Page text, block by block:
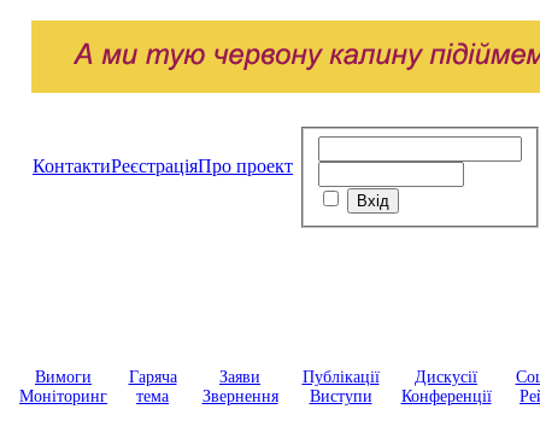
КонтактиРеєстраціяПро проект
Вимоги
Моніторинг
Гаряча
тема
Заяви
Звернення
Публікації
Виступи
Дискусії
Конференції